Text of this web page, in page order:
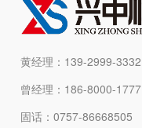
黄经理：139-2999-3332
曾经理：186-8000-1777
固话：0757-86668505